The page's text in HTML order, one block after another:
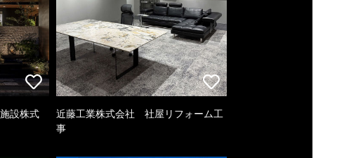
設株式
近藤工業株式会社 社屋リフォーム工
事